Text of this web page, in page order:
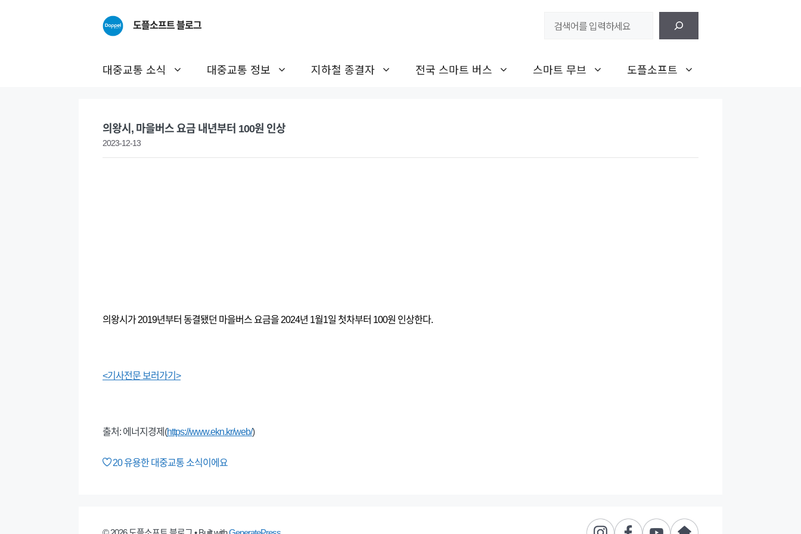
도플소프트 블로그
대중교통 소식 대중교통 정보 지하철 종결자 전국 스마트 버스 스마트 무브 도플소프트
의왕시, 마을버스 요금 내년부터 100원 인상
2023-12-13
의왕시가 2019년부터 동결됐던 마을버스 요금을 2024년 1월1일 첫차부터 100원 인상한다.
<기사전문 보러가기>
출처: 에너지경제(https://www.ekn.kr/web/)
20유용한 대중교통 소식이에요